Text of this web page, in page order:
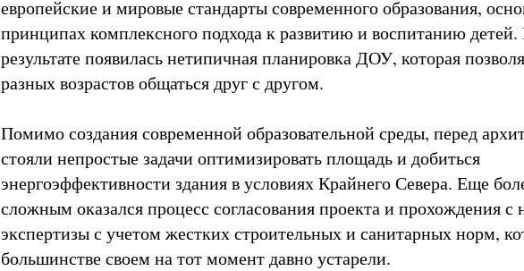
европейские и мировые стандарты современного образования,
принципах комплексного подхода к развитию и воспитанию
результате появилась нетипичная планировка ДОУ, которая
разных возрастов общаться друг с другом.
Помимо создания современной образовательной среды, перед
стояли непростые задачи оптимизировать площадь и добиться
энергоэффективности здания в условиях Крайнего Севера. Еще
сложным оказался процесс согласования проекта и прохождения с
экспертизы с учетом жестких строительных и санитарных норм,
большинстве своем на тот момент давно устарели.